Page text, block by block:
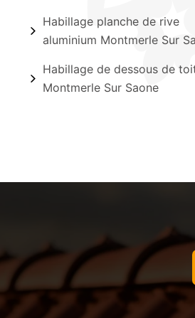
Habillage planche de rive
aluminium Montmerle Sur
Habillage de dessous de
Montmerle Sur Saone